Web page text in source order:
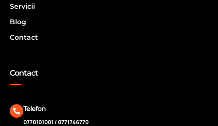
Servicii
Blog
Contact
Contact
Telefon
0770101001 / 0771746770